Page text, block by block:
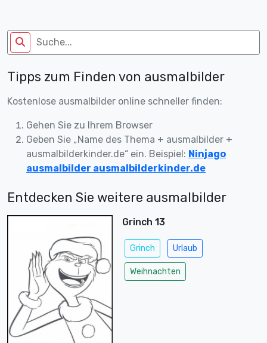
Tipps zum Finden von ausmalbilder
Kostenlose ausmalbilder online schneller finden:
Gehen Sie zu Ihrem Browser
Geben Sie „Name des Thema + ausmalbilder +
ausmalbilderkinder.de“ ein. Beispiel: Ninjago
ausmalbilder ausmalbilderkinder.de
Entdecken Sie weitere ausmalbilder
Grinch 13
Grinch Urlaub
Weihnachten